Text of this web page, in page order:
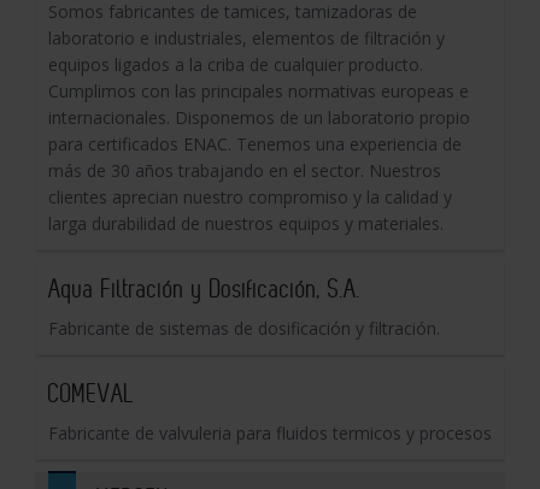
Somos fabricantes de tamices, tamizadoras de
laboratorio e industriales, elementos de filtración y
equipos ligados a la criba de cualquier producto.
Cumplimos con las principales normativas europeas e
internacionales. Disponemos de un laboratorio propio
para certificados ENAC. Tenemos una experiencia de
más de 30 años trabajando en el sector. Nuestros
clientes aprecian nuestro compromiso y la calidad y
larga durabilidad de nuestros equipos y materiales.
Aqua Filtración y Dosificación, S.A.
Fabricante de sistemas de dosificación y filtración.
COMEVAL
Fabricante de valvuleria para fluidos termicos y procesos